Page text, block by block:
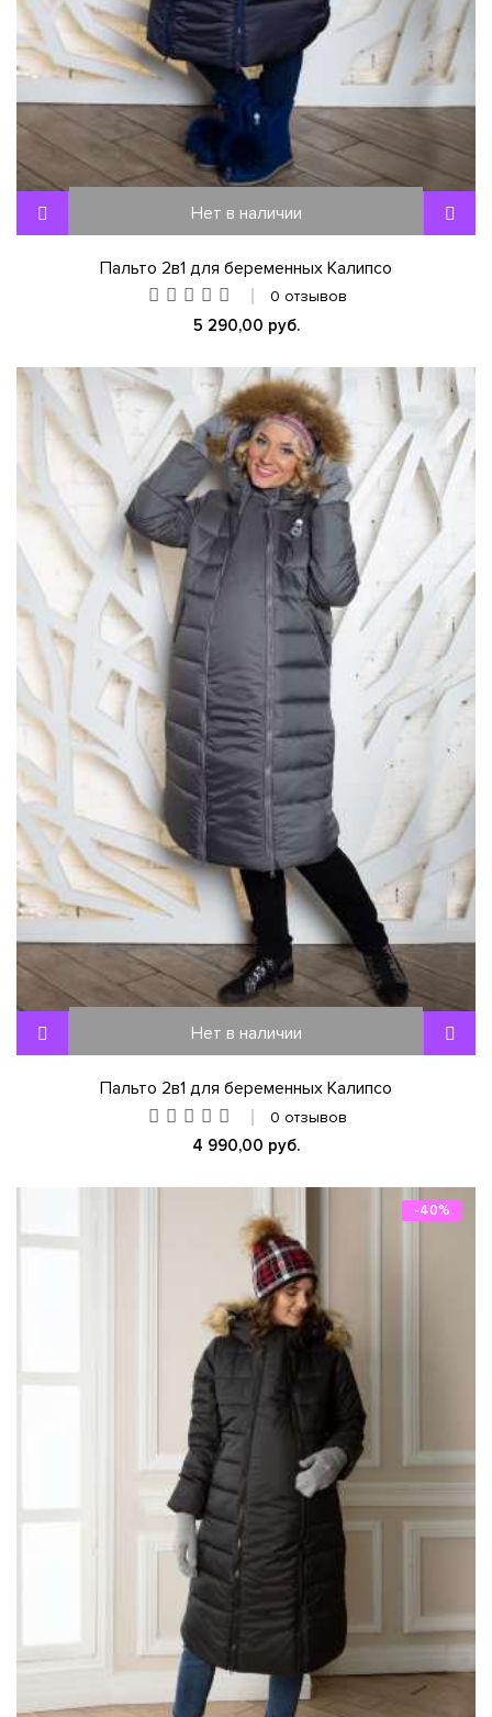
Нет в наличии
Пальто 2в1 для беременных Калипсо
0 отзывов
5 290,00 руб.
Нет в наличии
Пальто 2в1 для беременных Калипсо
0 отзывов
4 990,00 руб.
-40%